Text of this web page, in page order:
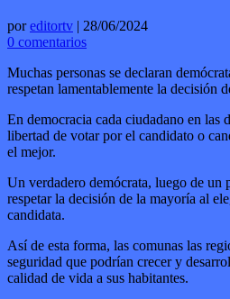
poreditortv | 28/06/2024
0 comentarios
Muchas personas se declaran
respetan lamentablemente la decisión
En democracia cada ciudadano en las
libertad de votar por el candidato o
el mejor.
Un verdadero demócrata, luego de un
respetar la decisión de la mayoría al
candidata.
Así de esta forma, las comunas las
seguridad que podrían crecer y
calidad de vida a sus habitantes.